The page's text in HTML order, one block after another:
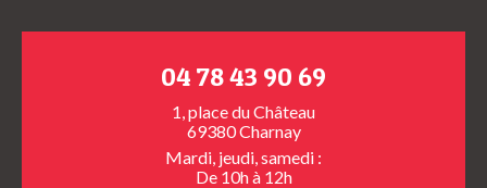
04 78 43 90 69
1, place du Château
69380 Charnay
Mardi, jeudi, samedi :
De 10h à 12h